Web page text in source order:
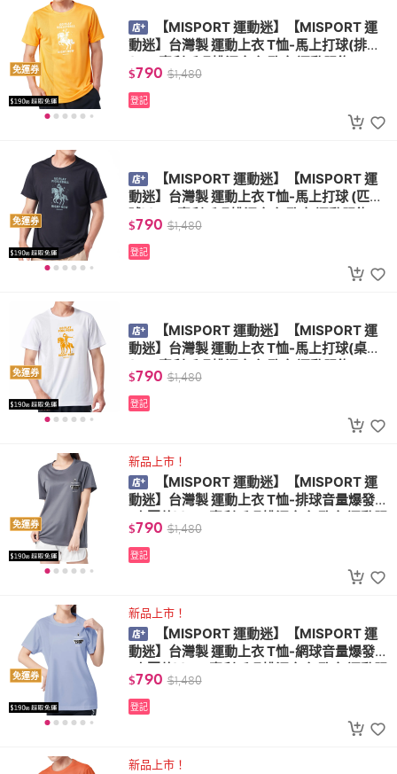
免運券
【MISPORT 運動迷】【MISPORT 運
動迷】台灣製 運動上衣 T恤-馬上打球(排球)
$790 $1,480
登記
免運券
【MISPORT 運動迷】【MISPORT 運
動迷】台灣製 運動上衣 T恤-馬上打球 (匹克
$790 $1,480
登記
免運券
【MISPORT 運動迷】【MISPORT 運
動迷】台灣製 運動上衣 T恤-馬上打球(桌球)
$790 $1,480
登記
免運券
新品上市！
【MISPORT 運動迷】【MISPORT 運
動迷】台灣製 運動上衣 T恤-排球音量爆發
飾)
$790 $1,480
登記
免運券
新品上市！
【MISPORT 運動迷】【MISPORT 運
動迷】台灣製 運動上衣 T恤-網球音量爆發
飾)
$790 $1,480
登記
新品上市！